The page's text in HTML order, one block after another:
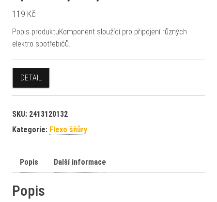
119 Kč
Popis produktuKomponent sloužící pro připojení různých
elektro spotřebičů.
DETAIL
SKU: 2413120132
Kategorie: Flexo šňůry
Popis Další informace
Popis